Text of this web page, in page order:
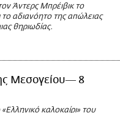
Άντερς Μπρέιβικ το
αδιανόητο της απώλειας
θηριωδίας.
Μεσογείου― 8
καλοκαίρι» του